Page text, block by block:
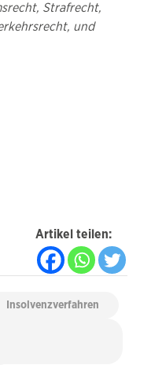
Strafrecht,
und
Artikel teilen:
Insolvenzverfahren